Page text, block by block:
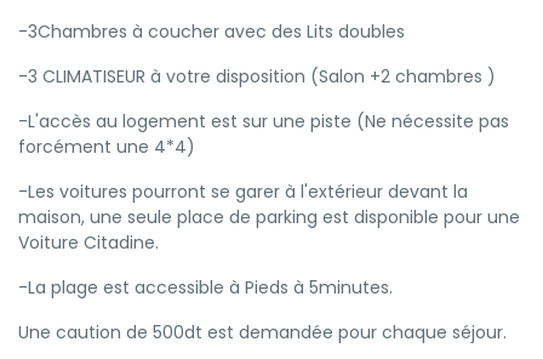
-3Chambres à coucher avec des Lits doubles
-3 CLIMATISEUR à votre disposition (Salon +2 chambres )
-L'accès au logement est sur une piste (Ne nécessite pas
forcément une 4*4)
-Les voitures pourront se garer à l'extérieur devant la
maison, une seule place de parking est disponible pour une
Voiture Citadine.
-La plage est accessible à Pieds à 5minutes.
Une caution de 500dt est demandée pour chaque séjour.